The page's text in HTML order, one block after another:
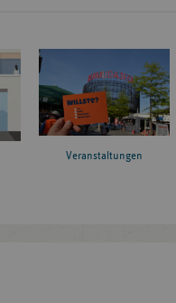
Veranstaltungen